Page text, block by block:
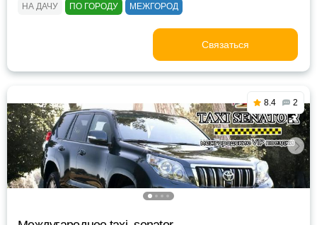
НА ДАЧУ ПО ГОРОДУ МЕЖГОРОД
Связаться
8.4 2